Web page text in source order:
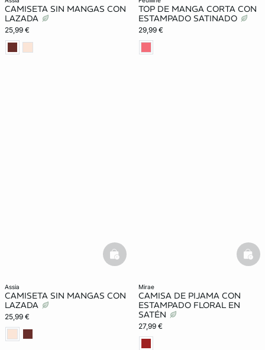
CAMISETA SIN MANGAS CON
LAZADA
25,99 €
TOP DE MANGA CORTA CON
ESTAMPADO SATINADO
29,99 €
assia
CAMISETA SIN MANGAS CON
LAZADA
25,99 €
basketfull
mirae
CAMISA DE PIJAMA CON
ESTAMPADO FLORAL EN
SATÉN
27,99 €